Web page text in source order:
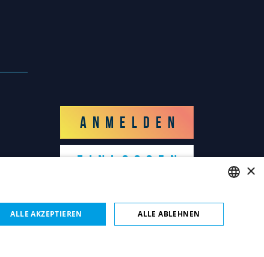
ANMELDEN
EINLOGGEN
ENGLISH
ITALIAN
×
ALLE AKZEPTIEREN ALLE ABLEHNEN